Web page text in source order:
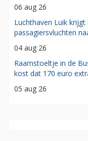
06 aug 26
Luchthaven Luik
passagiersvluchten
04 aug 26
Raamstoeltje in de
kost dat 170 euro
05 aug 26